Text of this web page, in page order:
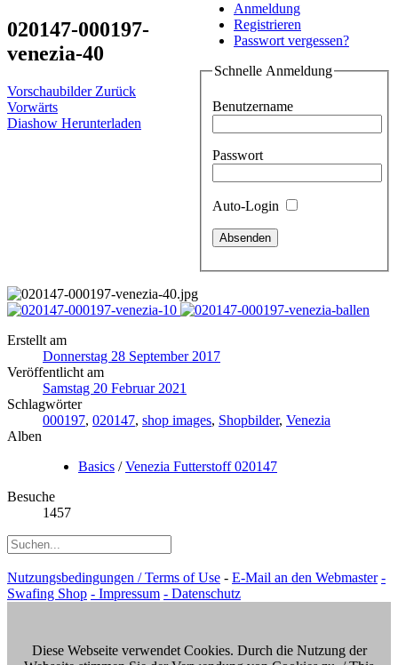
Anmeldung
Registrieren
Passwort vergessen?
Schnelle Anmeldung
Benutzername
Passwort
Auto-Login
020147-000197-
venezia-40
Vorschaubilder Zurück
Vorwärts
Diashow Herunterladen
Erstellt am
Donnerstag 28 September 2017
Veröffentlicht am
Samstag 20 Februar 2021
Schlagwörter
000197, 020147, shop images, Shopbilder, Venezia
Alben
Basics /Venezia Futterstoff 020147
Besuche
1457
Nutzungsbedingungen / Terms of Use - E-Mail an den Webmaster -
Swafing Shop - Impressum - Datenschutz
Diese Webseite verwendet Cookies. Durch die Nutzung der